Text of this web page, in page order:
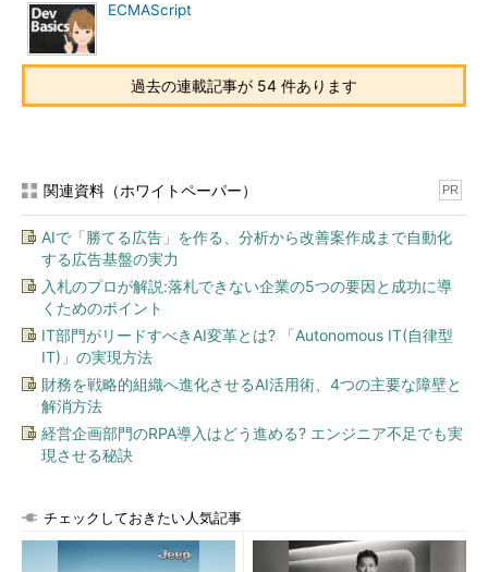
ECMAScript
過去の連載記事が 54 件あります
関連資料（ホワイトペーパー） PR
AIで「勝てる広告」を作る、分析から改善案作成まで自動化
する広告基盤の実力
入札のプロが解説:落札できない企業の5つの要因と成功に導
くためのポイント
IT部門がリードすべきAI変革とは? 「Autonomous IT(自律型
IT)」の実現方法
財務を戦略的組織へ進化させるAI活用術、4つの主要な障壁と
解消方法
経営企画部門のRPA導入はどう進める? エンジニア不足でも実
現させる秘訣
チェックしておきたい人気記事